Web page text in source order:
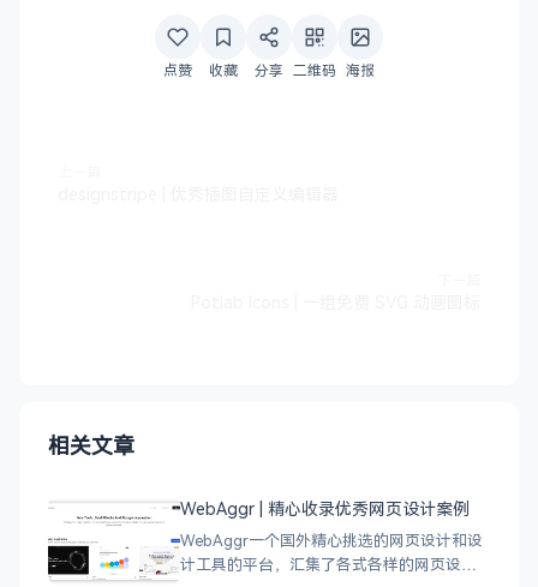
点赞 收藏 分享 二维码 海报
相关文章
WebAggr | 精心收录优秀网页设计案例
WebAggr一个国外精心挑选的网页设计和设
计工具的平台，汇集了各式各样的网页设计